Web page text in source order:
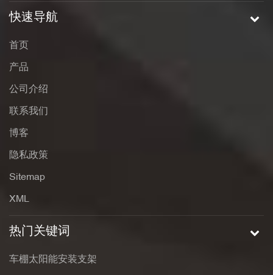
快速导航
首页
产品
公司介绍
联系我们
博客
隐私政策
Sitemap
XML
热门关键词
车棚太阳能安装支架